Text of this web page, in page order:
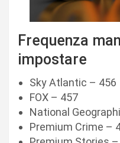
Frequenza
impostare
Sky Atlantic – 456
FOX – 457
National
Premium Crime –